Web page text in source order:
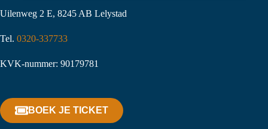
Uilenweg 2 E, 8245 AB Lelystad
Tel. 0320-337733
KVK-nummer: 90179781
BOEK JE TICKET